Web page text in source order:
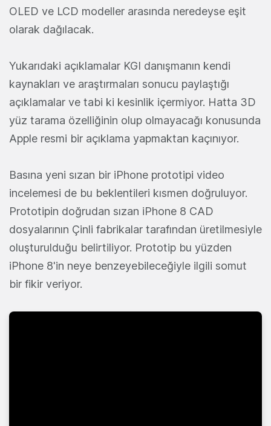
OLED ve LCD modeller arasında neredeyse eşit
olarak dağılacak.
Yukarıdaki açıklamalar KGI danışmanın kendi
kaynakları ve araştırmaları sonucu paylaştığı
açıklamalar ve tabi ki kesinlik içermiyor. Hatta 3D
yüz tarama özelliğinin olup olmayacağı konusunda
Apple resmi bir açıklama yapmaktan kaçınıyor.
Basına yeni sızan bir iPhone prototipi video
incelemesi de bu beklentileri kısmen doğruluyor.
Prototipin doğrudan sızan iPhone 8 CAD
dosyalarının Çinli fabrikalar tarafından üretilmesiyle
oluşturulduğu belirtiliyor. Prototip bu yüzden
iPhone 8'in neye benzeyebileceğiyle ilgili somut
bir fikir veriyor.